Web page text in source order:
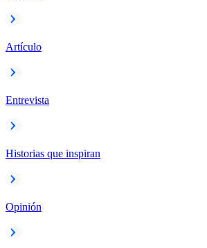
Artículo
Entrevista
Historias que inspiran
Opinión